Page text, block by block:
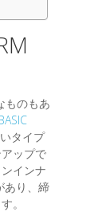
ものもあ
タイプ
ップで
インナ
あり、締
。